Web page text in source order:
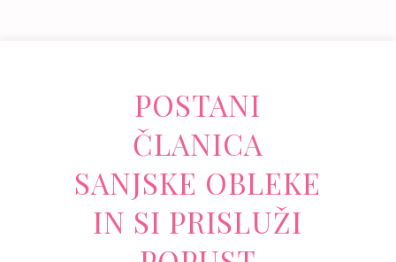
POSTANI
ČLANICA
SANJSKE OBLEKE
IN SI PRISLUŽI